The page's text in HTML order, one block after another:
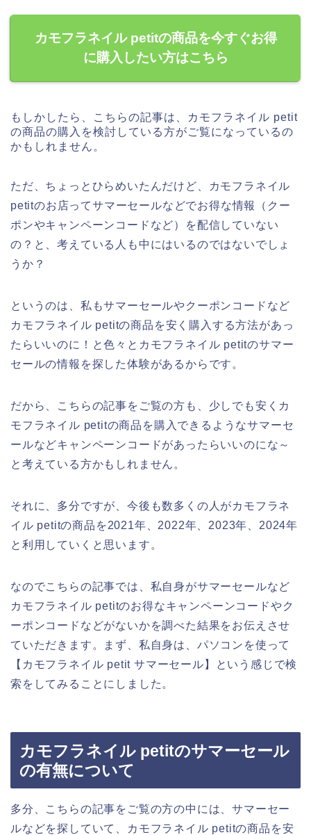
カモフラネイル petitの商品を今すぐお得
に購入したい方はこちら
もしかしたら、こちらの記事は、カモフラネイル petit
の商品の購入を検討している方がご覧になっているの
かもしれません。
ただ、ちょっとひらめいたんだけど、カモフラネイル
petitのお店ってサマーセールなどでお得な情報（クー
ポンやキャンペーンコードなど）を配信していない
の？と、考えている人も中にはいるのではないでしょ
うか？
というのは、私もサマーセールやクーポンコードなど
カモフラネイル petitの商品を安く購入する方法があっ
たらいいのに！と色々とカモフラネイル petitのサマー
セールの情報を探した体験があるからです。
だから、こちらの記事をご覧の方も、少しでも安くカ
モフラネイル petitの商品を購入できるようなサマーセ
ールなどキャンペーンコードがあったらいいのにな～
と考えている方かもしれません。
それに、多分ですが、今後も数多くの人がカモフラネ
イル petitの商品を2021年、2022年、2023年、2024年
と利用していくと思います。
なのでこちらの記事では、私自身がサマーセールなど
カモフラネイル petitのお得なキャンペーンコードやク
ーポンコードなどがないかを調べた結果をお伝えさせ
ていただきます。まず、私自身は、パソコンを使って
【カモフラネイル petit サマーセール】という感じで検
索をしてみることにしました。
カモフラネイル petitのサマーセール
の有無について
多分、こちらの記事をご覧の方の中には、サマーセー
ルなどを探していて、カモフラネイル petitの商品を安